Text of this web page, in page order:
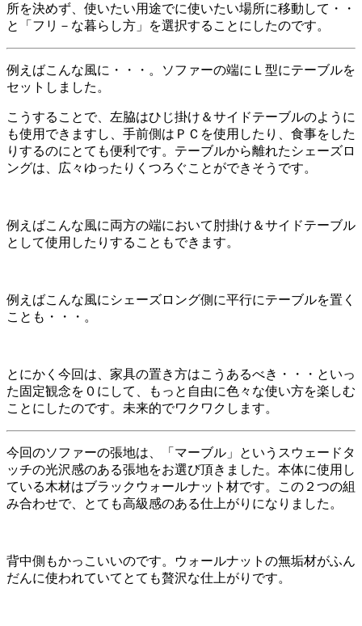
所を決めず、使いたい用途でに使いたい場所に移動して・・
と「フリ－な暮らし方」を選択することにしたのです。
例えばこんな風に・・・。ソファーの端にＬ型にテーブルを
セットしました。
こうすることで、左脇はひじ掛け＆サイドテーブルのように
も使用できますし、手前側はＰＣを使用したり、食事をした
りするのにとても便利です。テーブルから離れたシェーズロ
ングは、広々ゆったりくつろぐことができそうです。
例えばこんな風に両方の端において肘掛け＆サイドテーブル
として使用したりすることもできます。
例えばこんな風にシェーズロング側に平行にテーブルを置く
ことも・・・。
とにかく今回は、家具の置き方はこうあるべき・・・といっ
た固定観念を０にして、もっと自由に色々な使い方を楽しむ
ことにしたのです。未来的でワクワクします。
今回のソファーの張地は、「マーブル」というスウェードタ
ッチの光沢感のある張地をお選び頂きました。本体に使用し
ている木材はブラックウォールナット材です。この２つの組
み合わせで、とても高級感のある仕上がりになりました。
背中側もかっこいいのです。ウォールナットの無垢材がふん
だんに使われていてとても贅沢な仕上がりです。